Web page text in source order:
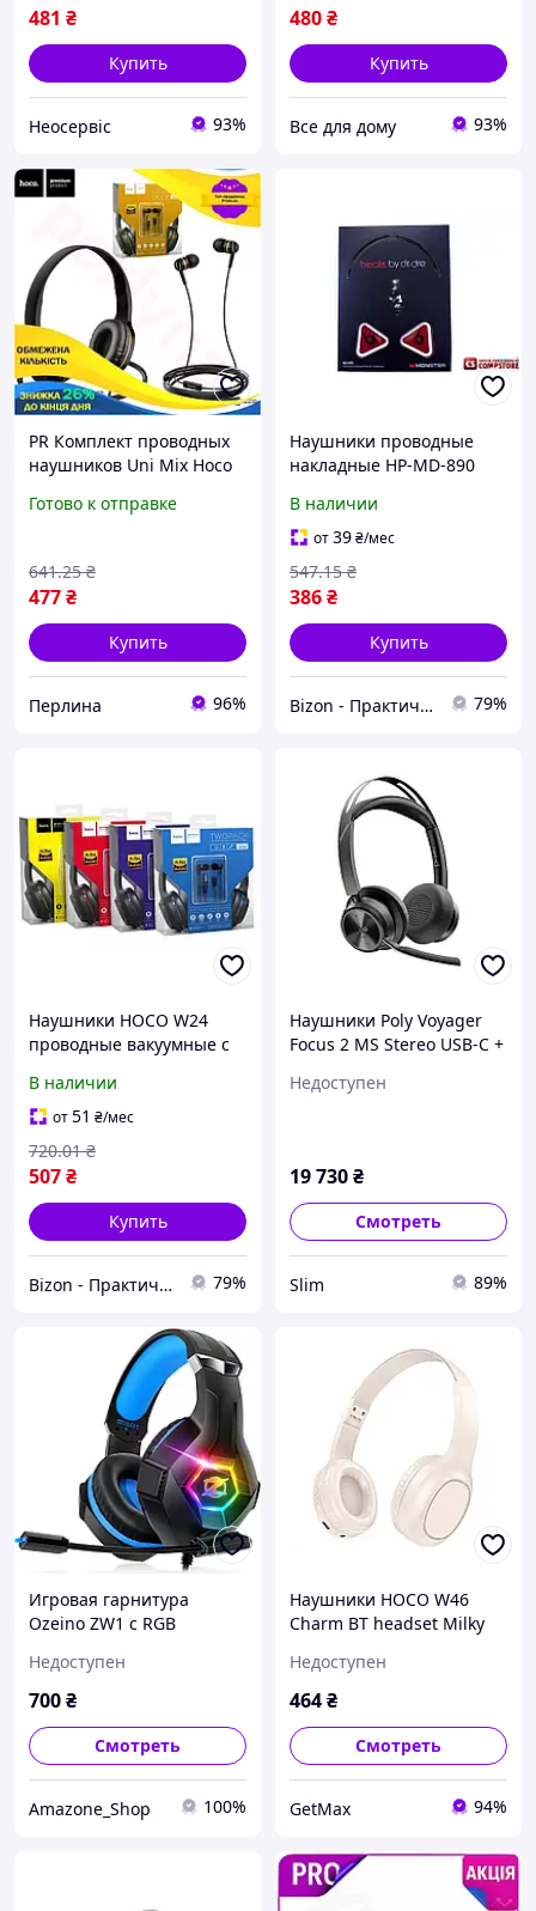
25Neo-ss
481 ₴
Купить
Неосервіс 93%
S
480₴
Купить
Все для дому 93%
PR Комплект проводных
наушников Uni Mix Hoco
черные с золотым
Per33/R
Готово к отправке
477₴
641.25 ₴
Купить
Перлина 96%
Наушники проводные
накладные HP-MD-890
кабель высокое качество
звука BZN
В наличии
от39₴/мес
386₴
547.15 ₴
Купить
Bizon - Практичные решения для дома и сада! 79%
Наушники HOCO W24
проводные вакуумные с
вкладыши голубые BZN
В наличии
от51 ₴/мес
507₴
720.01 ₴
Купить
Bizon - Практичные решения для дома и сада! 79%
Наушники Poly Voyager
Focus 2 MS Stereo USB-C +
Charging Stand Black
Недоступен
19 730₴
Смотреть
Slim 89%
Игровая гарнитура
Ozeino ZW1 с RGB
звуком 7.1 (USB)
Недоступен
700₴
Смотреть
Amazone_Shop 100%
Наушники HOCO W46
Charm BT headset Milky
часов работы без
подзарядки
Недоступен
464₴
Смотреть
GetMax 94%